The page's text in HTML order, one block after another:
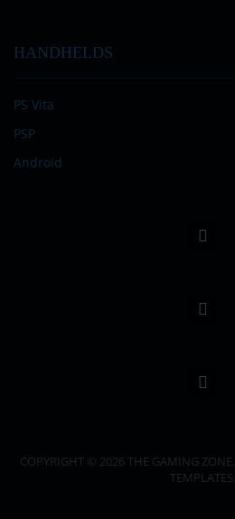
HANDHELDS
PS Vita
PSP
Android
COPYRIGHT © 2026 THE GAMING
TEMPLATES.